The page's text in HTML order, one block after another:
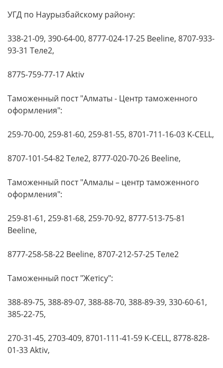
УГД по Наурызбайскому району:
338-21-09, 390-64-00, 8777-024-17-25 Beeline, 8707-933-
93-31 Теле2,
8775-759-77-17 Aktiv
Таможенный пост "Алматы - Центр таможенного
оформления":
259-70-00, 259-81-60, 259-81-55, 8701-711-16-03 K-CELL,
8707-101-54-82 Теле2, 8777-020-70-26 Beeline,
Таможенный пост "Алмалы – центр таможенного
оформления":
259-81-61, 259-81-68, 259-70-92, 8777-513-75-81
Beeline,
8777-258-58-22 Beeline, 8707-212-57-25 Теле2
Таможенный пост "Жетісу":
388-89-75, 388-89-07, 388-88-70, 388-89-39, 330-60-61,
385-22-75,
270-31-45, 2703-409, 8701-111-41-59 K-CELL, 8778-828-
01-33 Aktiv,